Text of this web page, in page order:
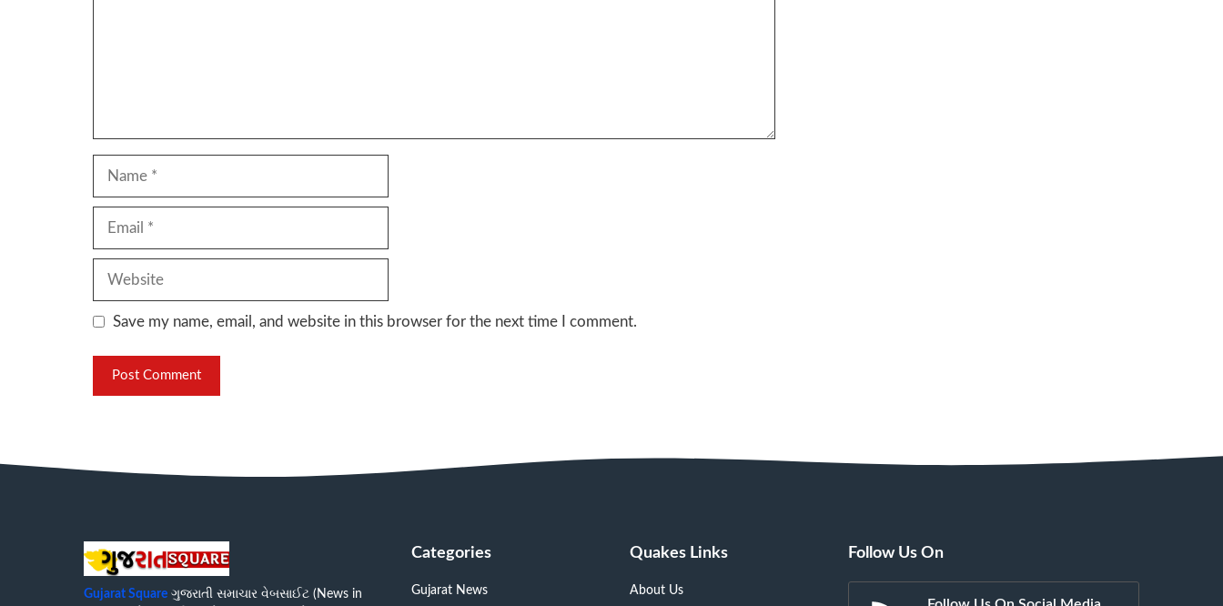
Save my name, email, and website in this browser for the next time I comment.
Gujarat Square ગુજરાતી સમાચાર વેબસાઈટ (News in
Categories
Gujarat News
Quakes Links
About Us
Follow Us On